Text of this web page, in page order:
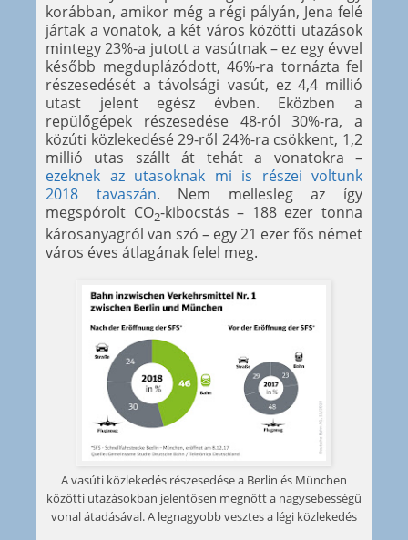
korábban, amikor még a régi pályán, Jena felé
jártak a vonatok, a két város közötti utazások
mintegy 23%-a jutott a vasútnak – ez egy évvel
később megduplázódott, 46%-ra tornázta fel
részesedését a távolsági vasút, ez 4,4 millió
utast jelent egész évben. Eközben a
repülőgépek részesedése 48-ról 30%-ra, a
közúti közlekedésé 29-ről 24%-ra csökkent, 1,2
millió utas szállt át tehát a vonatokra –
ezeknek az utasoknak mi is részei voltunk
2018 tavaszán. Nem mellesleg az így
megspórolt CO2-kibocstás – 188 ezer tonna
károsanyagról van szó – egy 21 ezer fős német
város éves átlagának felel meg.
A vasúti közlekedés részesedése a Berlin és München
közötti utazásokban jelentősen megnőtt a nagysebességű
vonal átadásával. A legnagyobb vesztes a légi közlekedés